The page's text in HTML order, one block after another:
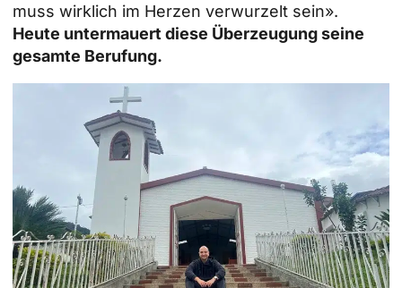
muss wirklich im Herzen verwurzelt sein».
Heute untermauert diese Überzeugung seine
gesamte Berufung.